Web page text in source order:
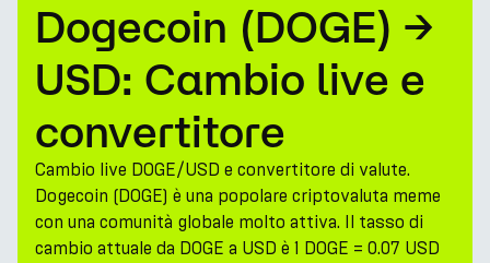
Mercati
Calcolatori
PARK Token
Risorse
Azienda
Dogecoin (DOGE) →
USD: Cambio live e
convertitore
Cambio live DOGE/USD e convertitore di valute.
Dogecoin (DOGE) è una popolare criptovaluta meme
con una comunità globale molto attiva. Il tasso di
cambio attuale da DOGE a USD è 1 DOGE = 0.07 USD